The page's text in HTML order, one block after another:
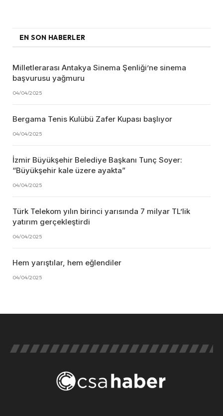
EN SON HABERLER
Milletlerarası Antakya Sinema Şenliği’ne sinema
başvurusu yağmuru
04/04/2025
Bergama Tenis Kulübü Zafer Kupası başlıyor
04/04/2025
İzmir Büyükşehir Belediye Başkanı Tunç Soyer:
“Büyükşehir kale üzere ayakta”
04/04/2025
Türk Telekom yılın birinci yarısında 7 milyar TL’lik
yatırım gerçekleştirdi
04/04/2025
Hem yarıştılar, hem eğlendiler
04/04/2025